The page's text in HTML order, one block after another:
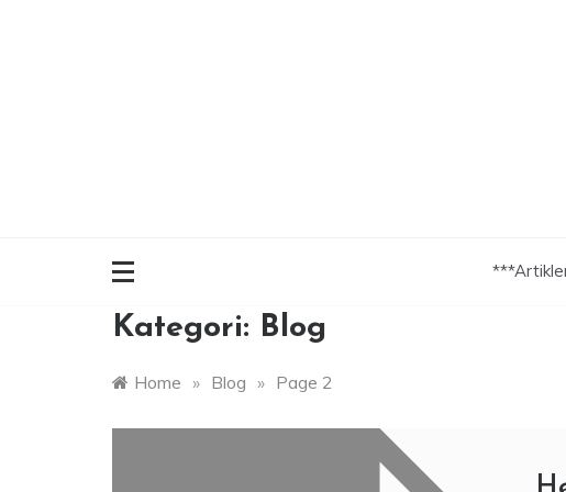
Kategori: Blog
Home » Blog » Page 2